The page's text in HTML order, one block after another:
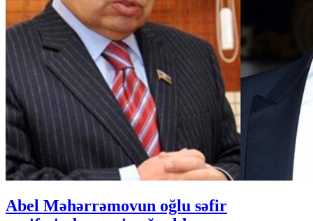
Abel Məhərrəmovun oğlu səfir